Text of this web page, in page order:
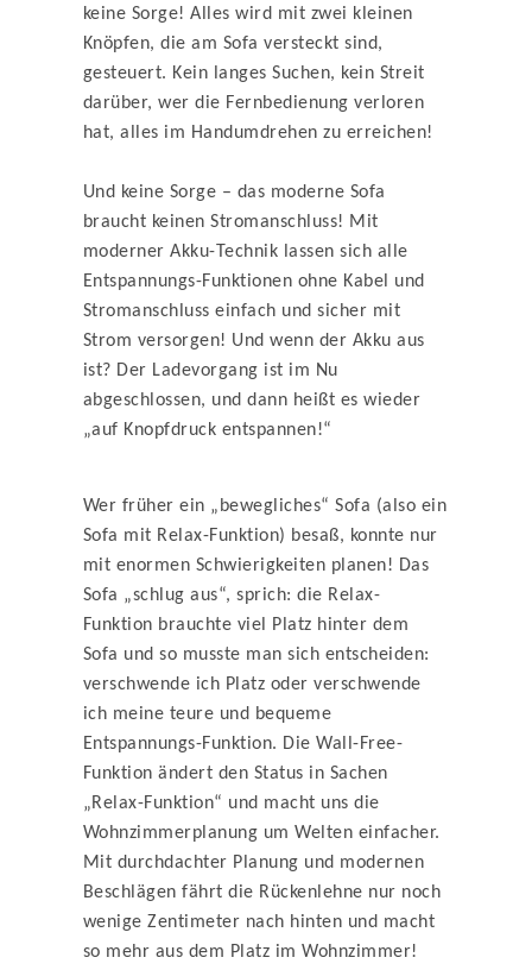
keine Sorge! Alles wird mit zwei kleinen
Knöpfen, die am Sofa versteckt sind,
gesteuert. Kein langes Suchen, kein Streit
darüber, wer die Fernbedienung verloren
hat, alles im Handumdrehen zu erreichen!
Und keine Sorge – das moderne Sofa
braucht keinen Stromanschluss! Mit
moderner Akku-Technik lassen sich alle
Entspannungs-Funktionen ohne Kabel und
Stromanschluss einfach und sicher mit
Strom versorgen! Und wenn der Akku aus
ist? Der Ladevorgang ist im Nu
abgeschlossen, und dann heißt es wieder
„auf Knopfdruck entspannen!“
Wer früher ein „bewegliches“ Sofa (also ein
Sofa mit Relax-Funktion) besaß, konnte nur
mit enormen Schwierigkeiten planen! Das
Sofa „schlug aus“, sprich: die Relax-
Funktion brauchte viel Platz hinter dem
Sofa und so musste man sich entscheiden:
verschwende ich Platz oder verschwende
ich meine teure und bequeme
Entspannungs-Funktion. Die Wall-Free-
Funktion ändert den Status in Sachen
„Relax-Funktion“ und macht uns die
Wohnzimmerplanung um Welten einfacher.
Mit durchdachter Planung und modernen
Beschlägen fährt die Rückenlehne nur noch
wenige Zentimeter nach hinten und macht
so mehr aus dem Platz im Wohnzimmer!